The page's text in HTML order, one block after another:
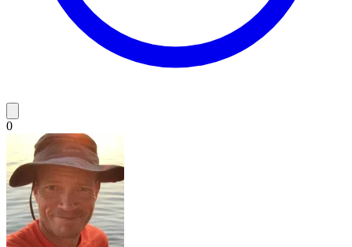
0